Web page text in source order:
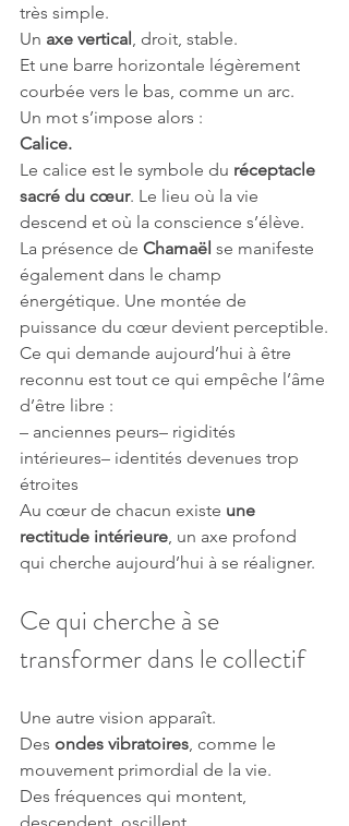
très simple.
Un axe vertical , droit, stable.
Et une barre horizontale légèrement
courbée vers le bas, comme un arc.
Un mot s’impose alors :
Calice.
Le calice est le symbole du réceptacle
sacré du cœur. Le lieu où la vie
descend et où la conscience s’élève.
La présence de Chamaël se manifeste
également dans le champ
énergétique. Une montée de
puissance du cœur devient perceptible.
Ce qui demande aujourd’hui à être
reconnu est tout ce qui empêche l’âme
d’être libre :
– anciennes peurs– rigidités
intérieures– identités devenues trop
étroites
Au cœur de chacun existe une
rectitude intérieure , un axe profond
qui cherche aujourd’hui à se réaligner.
Ce qui cherche à se
transformer dans le collectif
Une autre vision apparaît.
Des ondes vibratoires , comme le
mouvement primordial de la vie.
Des fréquences qui montent,
descendent, oscillent.